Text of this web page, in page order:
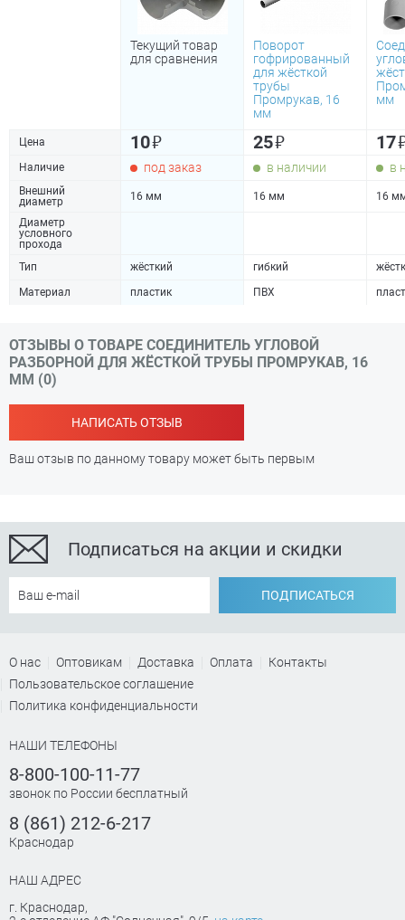
Текущий товар
для сравнения
Поворот
гофрированный
для жёсткой
трубы
Промрукав, 16
мм
мм
Цена 10₽ 25₽ 17
Наличие под заказ в наличии в
Внешний
диаметр
16 мм 16 мм 16
Диаметр
условного
прохода
Тип
жёсткий гибкий
Материал
пластик ПВХ
ОТЗЫВЫ О ТОВАРЕ СОЕДИНИТЕЛЬ УГЛОВОЙ
РАЗБОРНОЙ ДЛЯ ЖЁСТКОЙ ТРУБЫ ПРОМРУКАВ, 16
ММ (0)
НАПИСАТЬ ОТЗЫВ
Ваш отзыв по данному товару может быть первым
Подписаться на акции и скидки
ПОДПИСАТЬСЯ
О нас Оптовикам Доставка Оплата
Контакты
Пользовательское соглашение
Политика конфиденциальности
НАШИ ТЕЛЕФОНЫ
8-800-100-11-77
звонок по России бесплатный
8 (861) 212-6-217
Краснодар
НАШ АДРЕС
г. Краснодар,